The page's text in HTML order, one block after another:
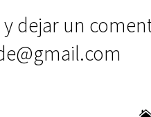
y dejar un